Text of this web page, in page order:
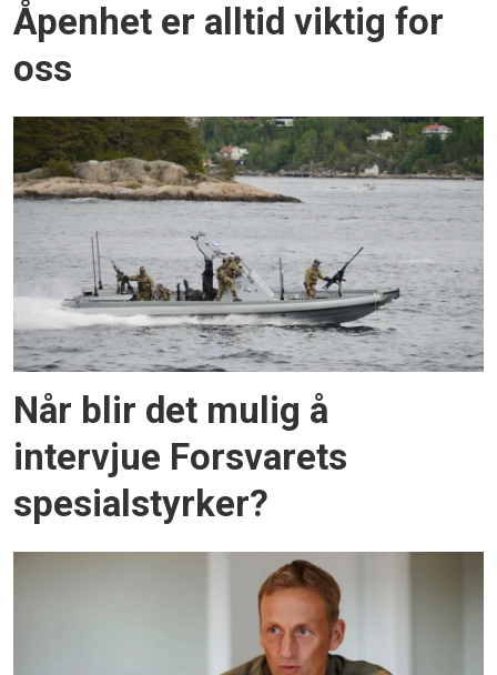
Åpenhet er alltid viktig for
oss
Når blir det mulig å
intervjue Forsvarets
spesialstyrker?